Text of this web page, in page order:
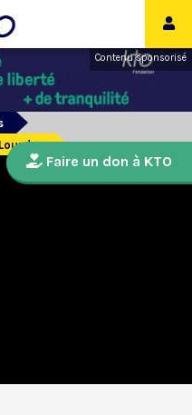
Contenu sponsorisé
Faire un don à KTO